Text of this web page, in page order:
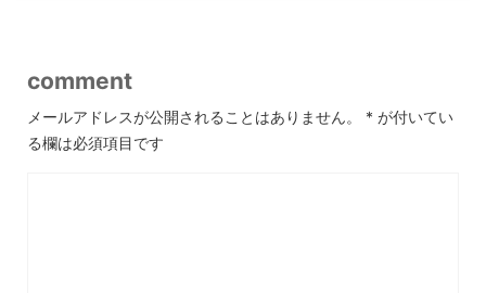
comment
メールアドレスが公開されることはありません。 * が付いてい
る欄は必須項目です